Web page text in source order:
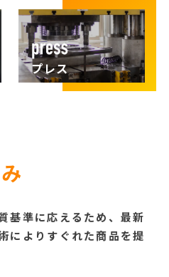
プレス
基準に応えるため、最新
によりすぐれた商品を提